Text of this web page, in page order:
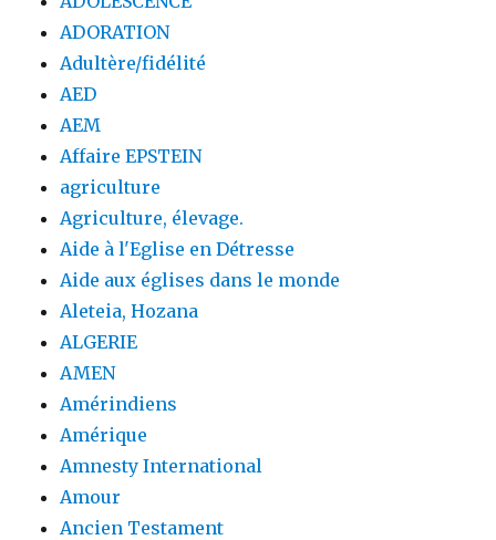
ADORATION
Adultère/fidélité
AED
AEM
Affaire EPSTEIN
agriculture
Agriculture, élevage.
Aide à l'Eglise en Détresse
Aide aux églises dans le monde
Aleteia, Hozana
ALGERIE
AMEN
Amérindiens
Amérique
Amnesty International
Amour
Ancien Testament